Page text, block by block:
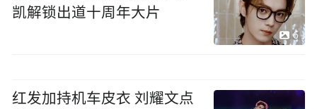
凯解锁出道十周年大片
6
红发加持机车皮衣 刘耀文点